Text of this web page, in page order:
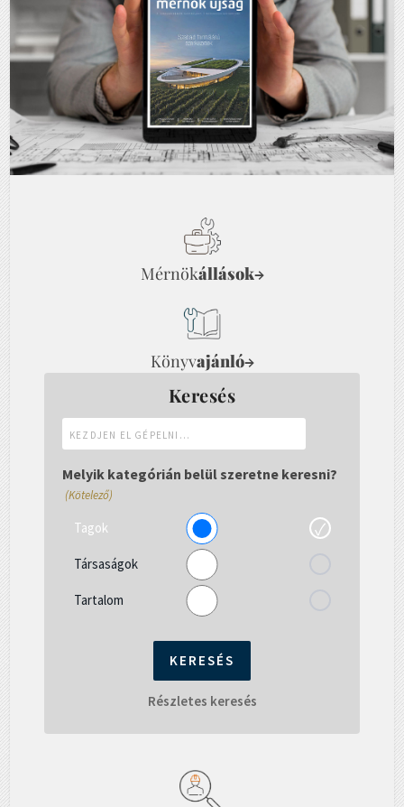
Mérnökállások→
Könyvajánló→
Keresés
el
gépelni...
Melyik kategórián belül szeretne keresni?
(Kötelező)
Tagok
Társaságok
Tartalom
Részletes keresés